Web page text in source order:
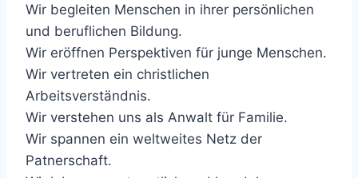
Wir begleiten Menschen in ihrer persönlichen
und beruflichen Bildung.
Wir eröffnen Perspektiven für junge Menschen.
Wir vertreten ein christlichen
Arbeitsverständnis.
Wir verstehen uns als Anwalt für Familie.
Wir spannen ein weltweites Netz der
Patnerschaft.